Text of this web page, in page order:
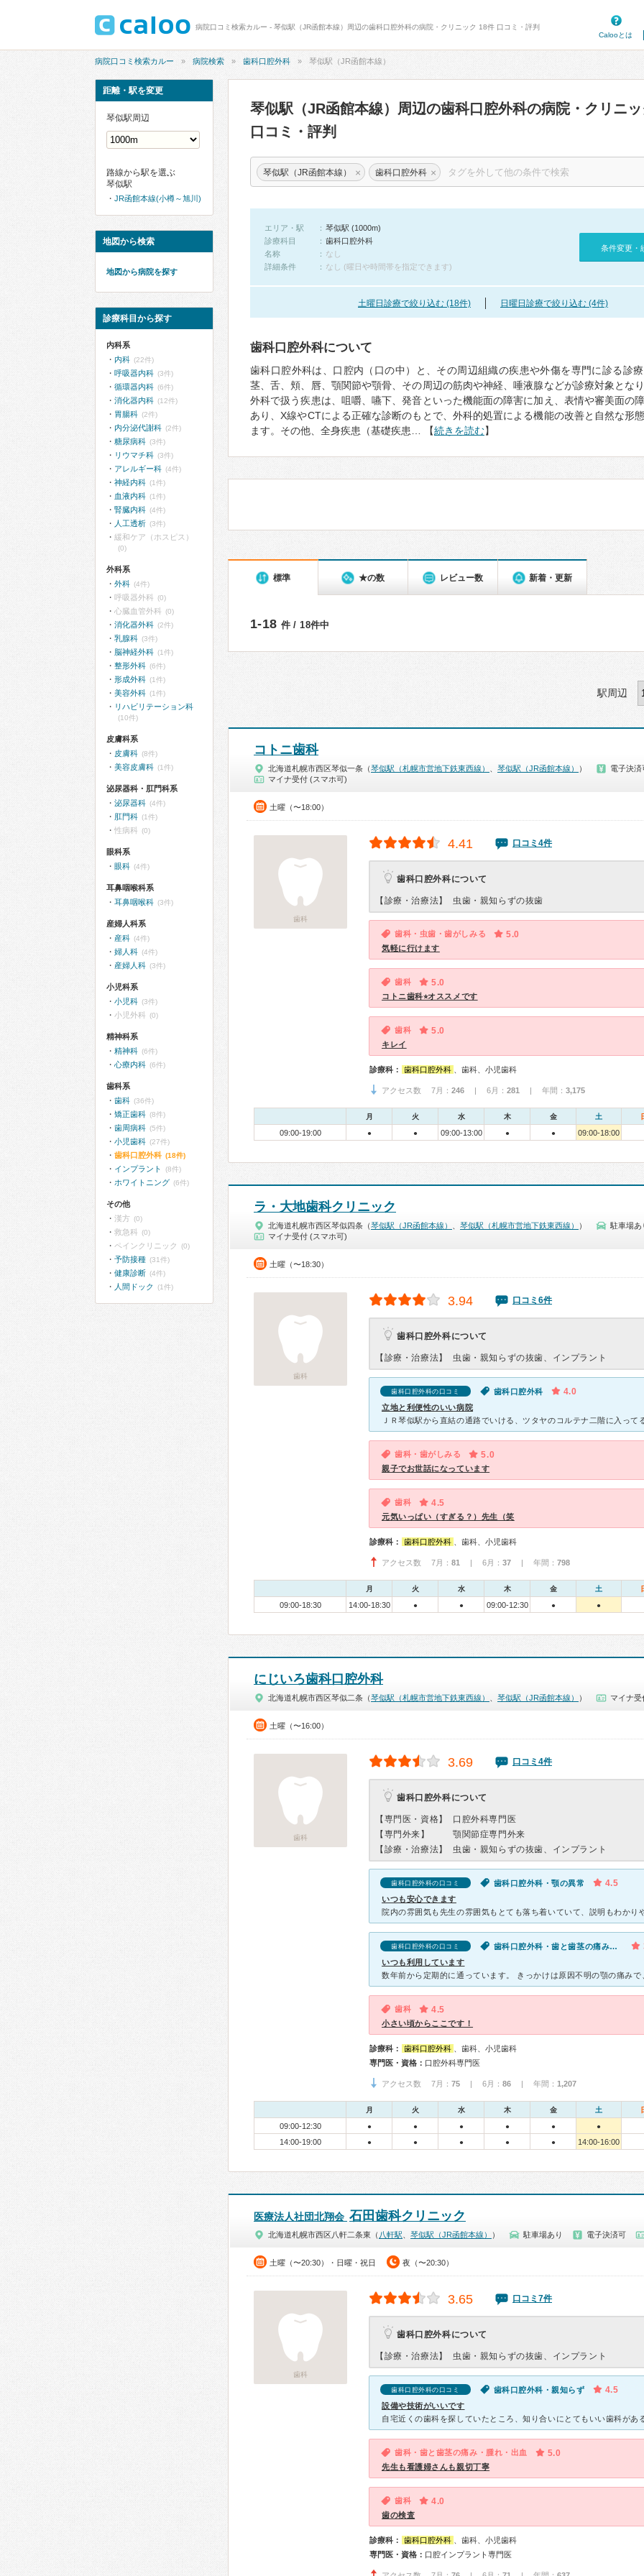
病院口コミ検索カルー - 琴似駅（JR函館本線）周辺の歯科口腔外科の病院・クリニック 18件 口コミ・評判
Calooとは
病院口コミ検索カルー 病院検索 歯科口腔外科 琴似駅（JR函館本線）
琴似駅（JR函館本線）周辺の歯科口腔外科の病院・クリニ
口コミ・評判
琴似駅（JR函館本線） × 歯科口腔外科 ×
エリア・駅
琴似駅 (1000m)
診療科目
歯科口腔外科
名称
なし
詳細条件
なし (曜日や時間帯を指定できます)
条件変更・
土曜日診療で絞り込む (18件) 日曜日診療で絞り込む (4件)
歯科口腔外科について
歯科口腔外科は、口腔内（口の中）と、その周辺組織の疾患や外傷を専門に診る診
茎、舌、頬、唇、顎関節や顎骨、その周辺の筋肉や神経、唾液腺などが診療対象とな
外科で扱う疾患は、咀嚼、嚥下、発音といった機能面の障害に加え、表情や審美面の
あり、X線やCTによる正確な診断のもとで、外科的処置による機能の改善と自然な形
ます。その他、全身疾患（基礎疾患… 【続きを読む】
標準 ★の数 レビュー数 新着・更新
1-18 件 / 18件中
駅周辺
コトニ歯科
北海道札幌市西区琴似一条（琴似駅（札幌市営地下鉄東西線） 琴似駅（JR函館本線） ）
電子決済
マイナ受付 (スマホ可)
土曜（〜18:00）
歯科
4.41 口コミ4件
歯科口腔外科について
【診療・治療法】 虫歯・親知らずの抜歯
歯科・虫歯・歯がしみる 5.0
気軽に行けます
歯科 5.0
コトニ歯科⭐︎オススメです
歯科 5.0
キレイ
診療科： 歯科口腔外科 、歯科、小児歯科
アクセス数 7月： 246 | 6月： 281 | 年間： 3,175
月 火 水 木 金 土
09:00-19:00 ● ● 09:00-13:00 ● ● 09:00-18:00
ラ・大地歯科クリニック
北海道札幌市西区琴似四条（琴似駅（JR函館本線） 琴似駅（札幌市営地下鉄東西線） ）
駐車場あ
マイナ受付 (スマホ可)
土曜（〜18:30）
歯科
3.94 口コミ6件
歯科口腔外科について
【診療・治療法】 虫歯・親知らずの抜歯、インプラント
歯科口腔外科の口コミ 歯科口腔外科 4.0
立地と利便性のいい病院
歯科・歯がしみる 5.0
親子でお世話になっています
歯科 4.5
元気いっぱい（すぎる？）先生（笑
診療科： 歯科口腔外科 、歯科、小児歯科
アクセス数 7月： 81 | 6月： 37 | 年間： 798
月 火 水 木 金 土
09:00-18:30 14:00-18:30 ● ● 09:00-12:30 ● ●
にじいろ歯科口腔外科
北海道札幌市西区琴似二条（琴似駅（札幌市営地下鉄東西線） 琴似駅（JR函館本線） ） マイナ受
土曜（〜16:00）
歯科
3.69 口コミ4件
歯科口腔外科について
【専門医・資格】
口腔外科専門医
【専門外来】
顎関節症専門外来
【診療・治療法】
虫歯・親知らずの抜歯、インプラント
歯科口腔外科の口コミ 歯科口腔外科・顎の異常 4.5
いつも安心できます
歯科口腔外科の口コミ 歯科口腔外科・歯と歯茎の痛み・腫れ・出血
いつも利用しています
歯科 4.5
小さい頃からここです！
診療科： 歯科口腔外科
、歯科、小児歯科
専門医・資格： 口腔外科専門医
アクセス数 7月： 75 | 6月： 86 | 年間： 1,207
月 火 水 木 金 土
09:00-12:30 ● ● ● ● ● ●
14:00-19:00 ● ● ● ● ● 14:00-16:00
医療法人社団北翔会 石田歯科クリニック
北海道札幌市西区八軒二条東（ 八軒駅 琴似駅（JR函館本線） ） 駐車場あり 電子決済可
土曜（〜20:30）・日曜・祝日 夜（〜20:30）
歯科
3.65 口コミ7件
歯科口腔外科について
【診療・治療法】 虫歯・親知らずの抜歯、インプラント
歯科口腔外科の口コミ 歯科口腔外科・親知らず 4.5
設備や技術がいいです
歯科・歯と歯茎の痛み・腫れ・出血 5.0
先生も看護婦さんも親切丁寧
歯科 4.0
歯の検査
診療科： 歯科口腔外科
、歯科、小児歯科
専門医・資格： 口腔インプラント専門医
距離・駅を変更
琴似駅周辺
路線から駅を選ぶ
琴似駅
JR函館本線(小樽～旭川)
地図から検索
地図から病院を探す
診療科目から探す
内科系
内科 (22件)
呼吸器内科 (3件)
循環器内科 (6件)
消化器内科 (12件)
胃腸科 (2件)
内分泌代謝科 (2件)
糖尿病科 (3件)
リウマチ科 (3件)
アレルギー科 (4件)
神経内科 (1件)
血液内科 (1件)
腎臓内科 (4件)
人工透析 (3件)
緩和ケア（ホスピス）
(0)
外科系
外科 (4件)
呼吸器外科 (0)
心臓血管外科 (0)
消化器外科 (2件)
乳腺科 (3件)
脳神経外科 (1件)
整形外科 (6件)
形成外科 (1件)
美容外科 (1件)
リハビリテーション科
(10件)
皮膚科系
皮膚科 (8件)
美容皮膚科 (1件)
泌尿器科・肛門科系
泌尿器科 (4件)
肛門科 (1件)
性病科 (0)
眼科系
眼科 (4件)
耳鼻咽喉科系
耳鼻咽喉科 (3件)
産婦人科系
産科 (4件)
婦人科 (4件)
産婦人科 (3件)
小児科系
小児科 (3件)
小児外科 (0)
精神科系
精神科 (6件)
心療内科 (6件)
歯科系
歯科 (36件)
矯正歯科 (8件)
歯周病科 (5件)
小児歯科 (27件)
歯科口腔外科 (18件)
インプラント (8件)
ホワイトニング (6件)
その他
漢方 (0)
救急科 (0)
ペインクリニック (0)
予防接種 (31件)
健康診断 (4件)
人間ドック (1件)